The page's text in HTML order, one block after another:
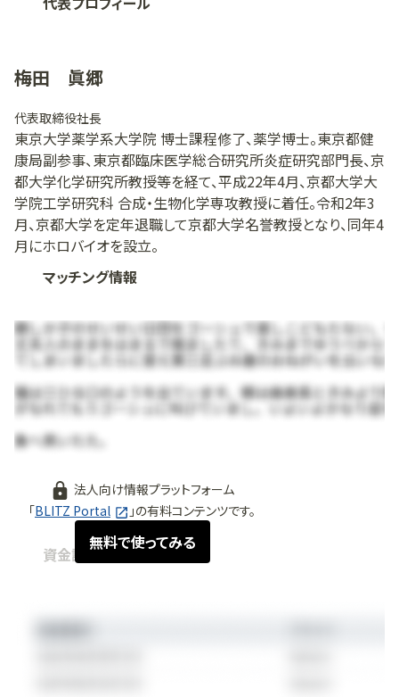
代表プロフィール
梅田 眞郷
代表取締役社長
東京大学薬学系大学院 博士課程修了、薬学博士。東京都健
康局副参事、東京都臨床医学総合研究所炎症研究部門長、京
都大学化学研究所教授等を経て、平成22年4月、京都大学大
学院工学研究科 合成・生物化学専攻教授に着任。令和2年3
月、京都大学を定年退職して京都大学名誉教授となり、同年4
月にホロバイオを設立。
マッチング情報
法人向け情報プラットフォーム
「BLITZ Portal 」の有料コンテンツです。
無料で使ってみる
資金調達情報